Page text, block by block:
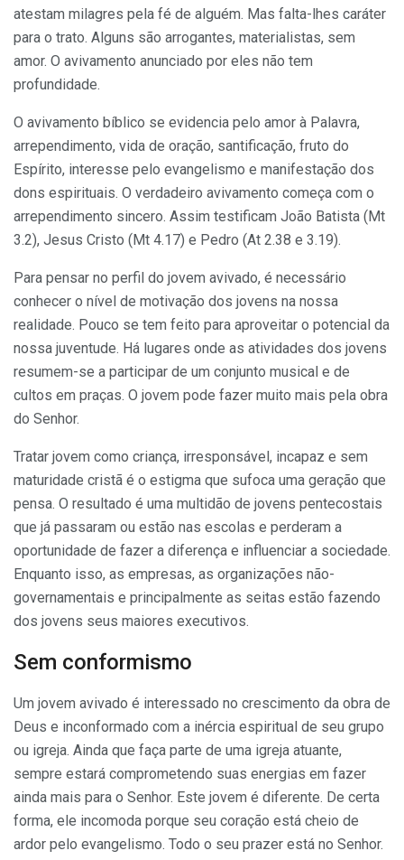
atestam milagres pela fé de alguém. Mas falta-lhes caráter
para o trato. Alguns são arrogantes, materia­listas, sem
amor. O avivamento anunciado por eles não tem
profundidade.
O avivamento bíblico se evi­dencia pelo amor à Palavra,
arrependimento, vida de oração, santificação, fruto do
Espírito, interesse pelo evangelismo e manifestação dos
dons espirituais. O verdadeiro avivamento começa com o
arrependimento sincero. Assim testificam João Batista (Mt
3.2), Jesus Cristo (Mt 4.17) e Pedro (At 2.38 e 3.19).
Para pensar no perfil do jovem avivado, é necessário
conhecer o nível de motivação dos jovens na nossa
realidade. Pouco se tem feito para aproveitar o potencial da
nossa juventude. Há lugares onde as atividades dos jovens
resumem-se a participar de um conjunto musical e de
cultos em praças. O jovem pode fazer muito mais pela obra
do Senhor.
Tratar jovem como criança, irresponsável, incapaz e sem
ma­turidade cristã é o estigma que sufoca uma geração que
pensa. O resultado é uma multidão de jovens pentecostais
que já passaram ou estão nas escolas e perderam a
oportunidade de fazer a diferen­ça e influenciar a sociedade.
En­quanto isso, as empresas, as or­ganizações não-
governamentais e principalmente as seitas estão fazendo
dos jovens seus maiores executivos.
Sem conformismo
Um jovem avivado é interessado no crescimento da obra de
Deus e inconformado com a inércia espiritual de seu grupo
ou igreja. Ainda que faça parte de uma igreja atuante,
sempre estará comprometendo suas energias em fazer
ainda mais para o Senhor. Este jovem é diferente. De certa
forma, ele incomoda porque seu coração está cheio de
ardor pelo evan­gelismo. Todo o seu prazer está no Senhor.